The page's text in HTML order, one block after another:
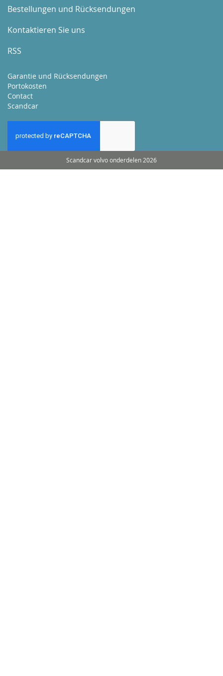
Bestellungen und Rücksendungen
Kontaktieren Sie uns
RSS
Garantie und Rücksendungen
Portokosten
Contact
Scandcar
Scandcar volvo onderdelen 2026